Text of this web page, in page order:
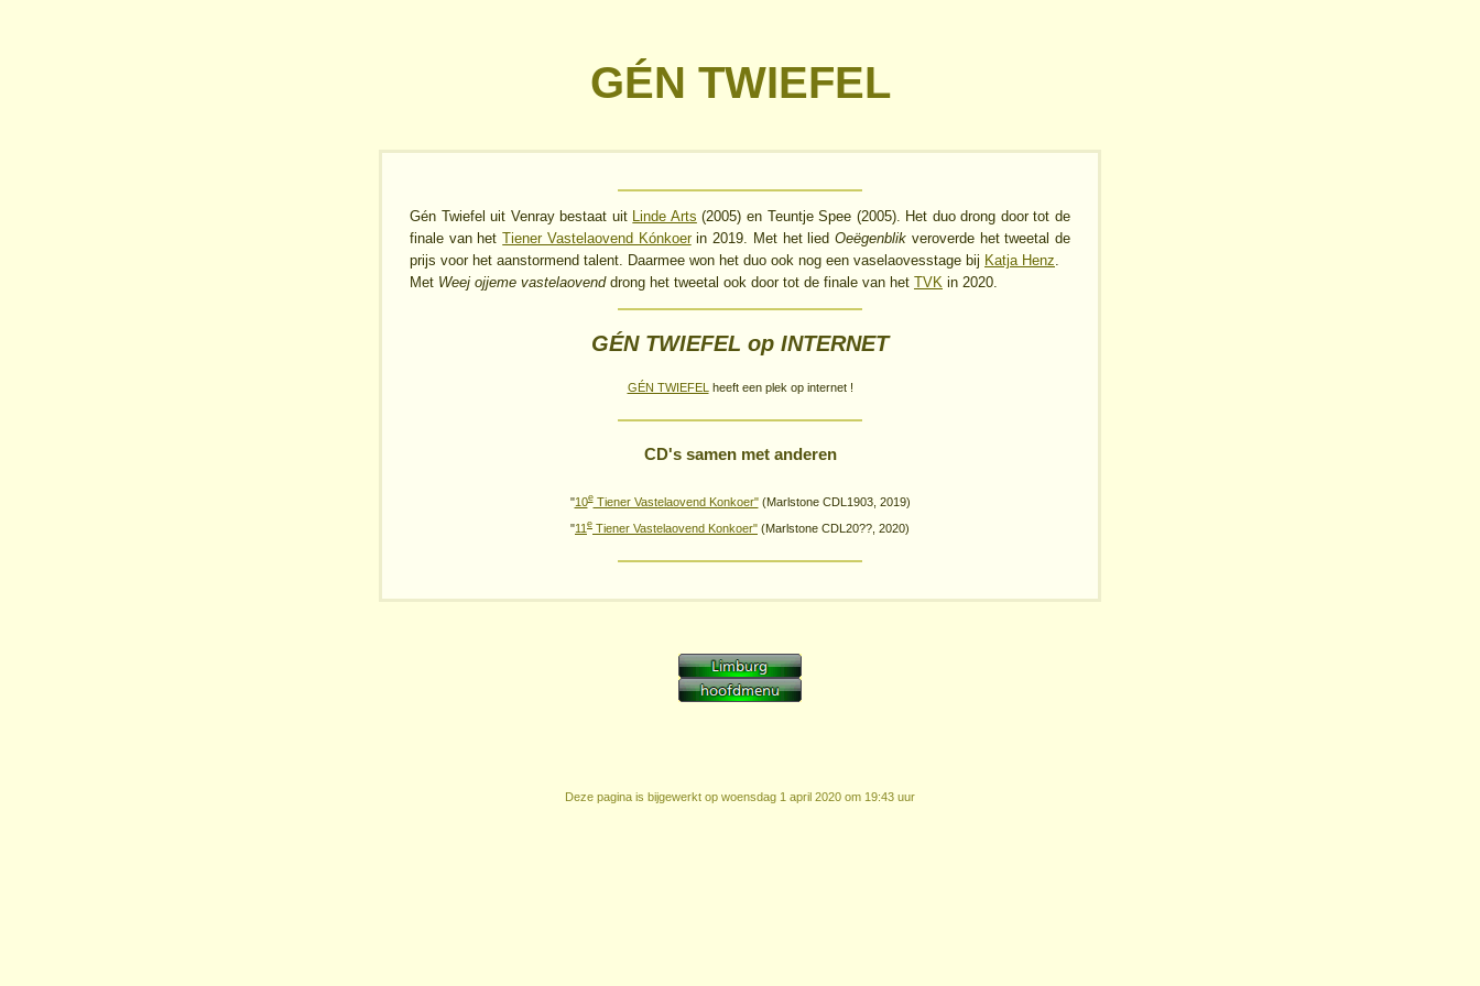
GÉN TWIEFEL
Gén Twiefel uit Venray bestaat uit Linde Arts (2005) en Teuntje Spee (2005). Het duo drong door tot de
finale van hetTiener Vastelaovend Kónkoerin 2019. Met het liedOeëgenblik veroverde het tweetal de
prijs voor het aanstormend talent. Daarmee won het duo ook nog een vaselaovesstage bij Katja Henz
Met Weej ojjeme vastelaovenddrong het tweetal ook door tot de finale van het TVK in 2020.
GÉN TWIEFEL op INTERNET
GÉN TWIEFEL heeft een plek op internet !
CD's samen met anderen
"10eTiener Vastelaovend Konkoer"(Marlstone CDL1903, 2019)
"11e Tiener Vastelaovend Konkoer" (Marlstone CDL20??, 2020)
Deze pagina is bijgewerkt op woensdag 1 april 2020 om 19:43 uur